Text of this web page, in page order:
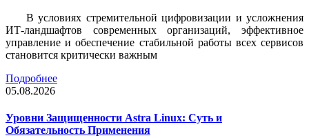
В условиях стремительной цифровизации и усложнения
ИТ-ландшафтов современных организаций, эффективное
управление и обеспечение стабильной работы всех сервисов
становится критически важным
Подробнее
05.08.2026
Уровни Защищенности Astra Linux: Суть и
Обязательность Применения